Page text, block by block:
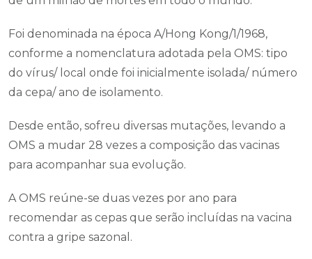
Foi denominada na época A/Hong Kong/1/1968,
conforme a nomenclatura adotada pela OMS: tipo
do vírus/ local onde foi inicialmente isolada/ número
da cepa/ ano de isolamento.
Desde então, sofreu diversas mutações, levando a
OMS a mudar 28 vezes a composição das vacinas
para acompanhar sua evolução.
A OMS reúne-se duas vezes por ano para
recomendar as cepas que serão incluídas na vacina
contra a gripe sazonal.